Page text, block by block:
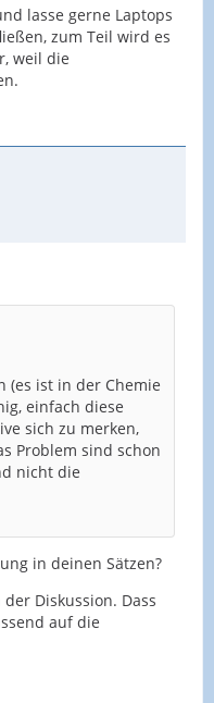
lasse gerne Laptops
zum Teil wird es
weil die
(es ist in der Chemie
einfach diese
sich zu merken,
Problem sind schon
nicht die
in deinen Sätzen?
Diskussion. Dass
auf die